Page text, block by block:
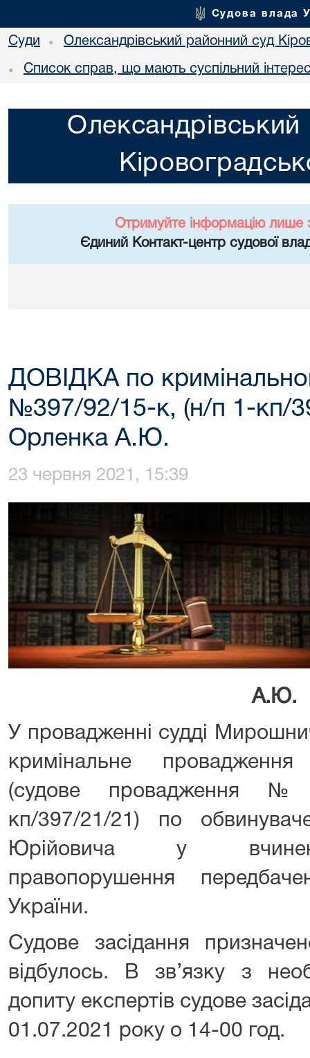
Судова влада
Суди • Олександрівський районний суд
• Список справ, що мають суспільний
Отримуйте інформацію лише
Єдиний Контакт-центр судової
ДОВІДКА по
№397/92/15-к, (н/п 1-кп/
Орленка А.Ю.
23 червня 2021, 15:39
А.Ю.
У провадженні судді
кримінальне провадження
(судове провадження
кп/397/21/21) по
Юрійовича у
правопорушення
України.
Судове засідання
відбулось. В зв’язку з
допиту експертів судове
01.07.2021 року о 14-00 год.